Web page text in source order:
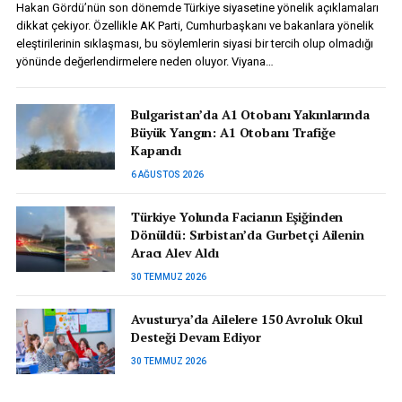
Hakan Gördü’nün son dönemde Türkiye siyasetine yönelik açıklamaları
dikkat çekiyor. Özellikle AK Parti, Cumhurbaşkanı ve bakanlara yönelik
eleştirilerinin sıklaşması, bu söylemlerin siyasi bir tercih olup olmadığı
yönünde değerlendirmelere neden oluyor. Viyana…
Bulgaristan’da A1 Otobanı Yakınlarında
Büyük Yangın: A1 Otobanı Trafiğe
Kapandı
6 AĞUSTOS 2026
Türkiye Yolunda Facianın Eşiğinden
Dönüldü: Sırbistan’da Gurbetçi Ailenin
Aracı Alev Aldı
30 TEMMUZ 2026
Avusturya’da Ailelere 150 Avroluk Okul
Desteği Devam Ediyor
30 TEMMUZ 2026